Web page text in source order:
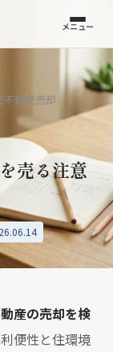
メニュー
動産売却
売る注意
産の売却を検
便性と住環境